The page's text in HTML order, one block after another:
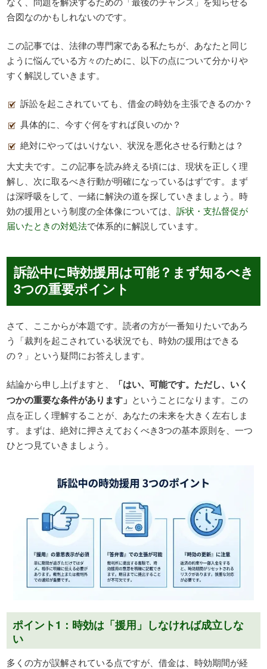
合図なのかもしれないのです。
この記事では、法律の専門家である私たちが、あなたと同じ
ように悩んでいる方々のために、以下の点について分かりや
すく解説していきます。
訴訟を起こされていても、借金の時効を主張できるのか？
具体的に、今すぐ何をすれば良いのか？
絶対にやってはいけない、状況を悪化させる行動とは？
大丈夫です。この記事を読み終える頃には、現状を正しく理
解し、次に取るべき行動が明確になっているはずです。まず
は深呼吸をして、一緒に解決の道を探していきましょう。時
効の援用という制度の全体像については、訴状・支払督促が
届いたときの対処法で体系的に解説しています。
訴訟中に時効援用は可能？まず知るべき
3つの重要ポイント
さて、ここからが本題です。読者の方が一番知りたいであろ
う「裁判を起こされている状況でも、時効の援用はできる
の？」という疑問にお答えします。
結論から申し上げますと、
「はい、可能です。ただし、いく
つかの重要な条件があります」 ということになります。この
点を正しく理解することが、あなたの未来を大きく左右しま
す。まずは、絶対に押さえておくべき3つの基本原則を、一つ
ひとつ見ていきましょう。
ポイント1：時効は「援用」しなければ成立しな
い
多くの方が誤解されている点ですが、借金は、時効期間が経